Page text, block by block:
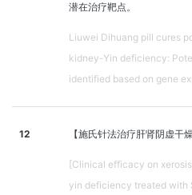
潜在治疗靶点。
Liuwei Dihuang pill cures
kidney-Yin deficiency:
identified based on gene
12 【施氏针法治疗肝肾阴虚干
[Clinical efficacy on
yin deficiency treated with